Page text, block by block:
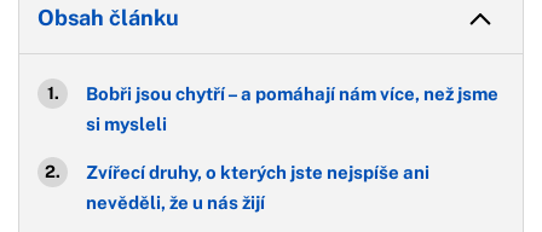
Obsah článku
Bobři jsou chytří – a pomáhají nám více, než jsme
si mysleli
Zvířecí druhy, o kterých jste nejspíše ani
nevěděli, že u nás žijí